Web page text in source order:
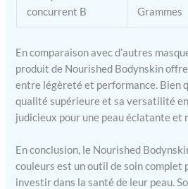
concurrent B
Grammes
En comparaison avec d’autres
produit de Nourished Bodynskin
entre légèreté et performance. Bien
qualité supérieure et sa versatilité
judicieux pour une peau éclatante et
En conclusion, le Nourished
couleurs est un outil de soin complet
investir dans la santé de leur peau.